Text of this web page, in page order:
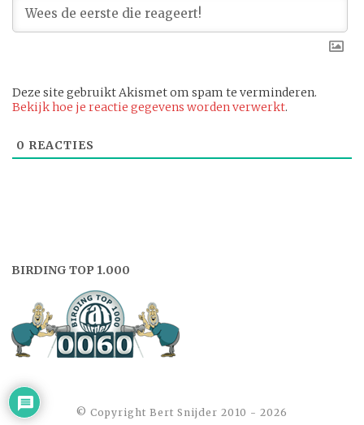
Deze site gebruikt Akismet om spam te verminderen.
Bekijk hoe je reactie gegevens worden verwerkt.
0 REACTIES
BIRDING TOP 1.000
©️ Copyright Bert Snijder 2010 - 2026